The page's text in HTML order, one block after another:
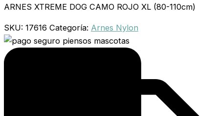
ARNES XTREME DOG CAMO ROJO XL (80-110cm)
SKU: 17616 Categoría: Arnes Nylon